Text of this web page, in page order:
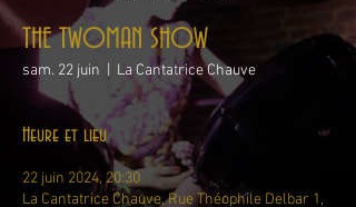
THE TWOMAN SHOW
sam. 22 juin La Cantatrice Chauve
Heure et lieu
22 juin 2024, 20:30
La Cantatrice Chauve, Rue Théophile Delbar 1,